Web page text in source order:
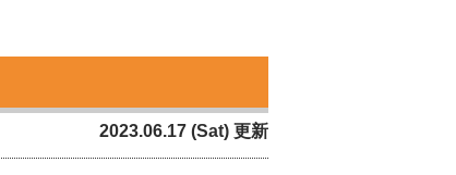
2023.06.17 (Sat) 更新